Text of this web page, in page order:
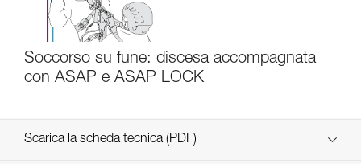
Soccorso su fune: discesa accompagnata
con ASAP e ASAP LOCK
Scarica la scheda tecnica (PDF)